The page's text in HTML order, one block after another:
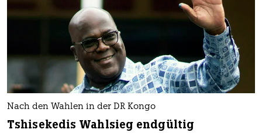
Nach den Wahlen in der DR Kongo
Tshisekedis Wahlsieg endgültig